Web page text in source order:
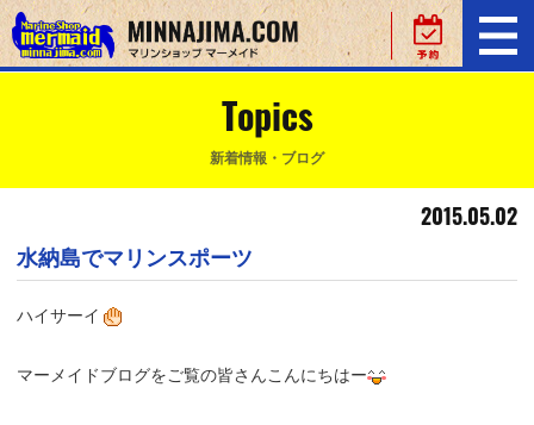
Topics
新着情報・ブログ
2015.05.02
水納島でマリンスポーツ
ハイサーイ
マーメイドブログをご覧の皆さんこんにちはー